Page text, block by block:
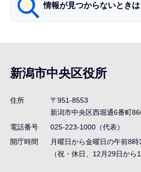
情報が見つからないときは
ナ
ビ
ゲ
シ
ョ
新潟市中央区役所
住所
〒951-8553
新潟市中央区西堀通6番町
電話番号
025-223-1000（代表）
開庁時間
月曜日から金曜日の午前8
（祝・休日、12月29日から